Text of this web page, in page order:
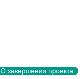
О завершении проекта